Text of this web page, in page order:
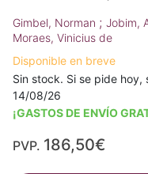
Gimbel, Norman ; Jobim,
Moraes, Vinicius de
Disponible en breve
Sin stock. Si se pide hoy,
14/08/26
¡GASTOS DE ENVÍO
PVP. 186,50€